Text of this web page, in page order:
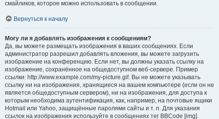
смайликов, которое можно использовать в сообщении.
Вернуться к началу
Могу ли я добавлять изображения к сообщениям?
Да, вы можете размещать изображения в ваших сообщениях. Если
администратор разрешил добавлять вложения, вы можете загрузить
изображение на конференцию. Если нет, вы должны указать ссылку на
изображение, сохранённое на общедоступном веб-сервере. Пример
ссылки: http://www.example.com/my-picture.gif. Вы не можете указывать
ссылку ни на изображения, хранящиеся на вашем компьютере (если он не
является общедоступным сервером), ни на изображения, для доступа к
которым необходима аутентификация, как, например, на почтовые ящики
Hotmail или Yahoo, защищённые паролями сайты и т. п. Для указания
ссылок на изображения используйте в сообщениях тег BBCode [img].